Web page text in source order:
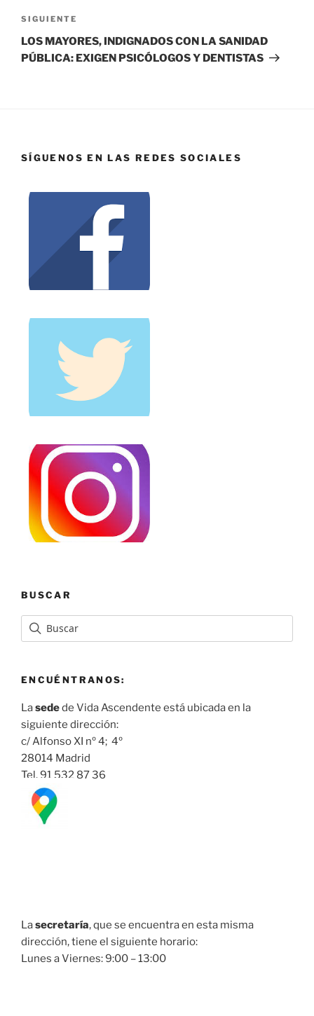
SIGUIENTE
LOS MAYORES, INDIGNADOS CON LA SANIDAD
PÚBLICA: EXIGEN PSICÓLOGOS Y DENTISTAS
SÍGUENOS EN LAS REDES SOCIALES
BUSCAR
ENCUÉNTRANOS:
Lasedede Vida Ascendente está ubicada en la
siguiente dirección:
c/ Alfonso XI nº 4; 4º
28014 Madrid
Tel. 91 532 87 36
Lasecretaría, que se encuentra en esta misma
dirección, tiene el siguiente horario:
Lunes a Viernes: 9:00 – 13:00